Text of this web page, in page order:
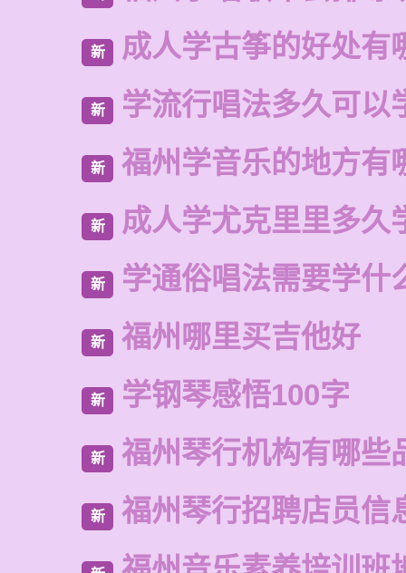
新 成人学古筝的好处有
新 学流行唱法多久可以
新 福州学音乐的地方有
新 成人学尤克里里多久
新 学通俗唱法需要学什
新 福州哪里买吉他好
新 学钢琴感悟100字
新 福州琴行机构有哪些
新 福州琴行招聘店员信